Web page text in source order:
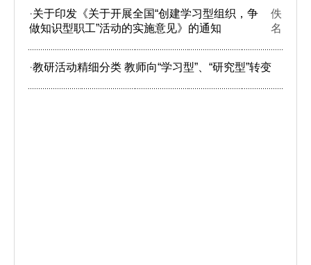
·关于印发《关于开展全国“创建学习型组织，争
做知识型职工”活动的实施意见》的通知
佚
名
·教研活动精细分类 教师向“学习型”、“研究型”转变